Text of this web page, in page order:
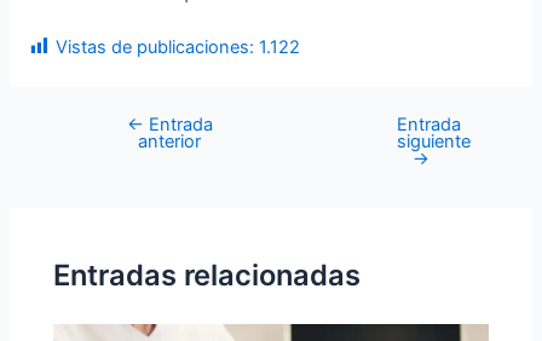
Vistas de publicaciones: 1.122
← Entrada
anterior
Entrada
siguiente
→
Entradas relacionadas